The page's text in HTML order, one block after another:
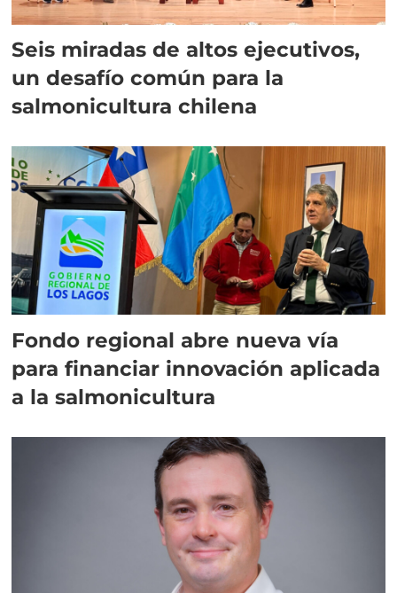
Seis miradas de altos ejecutivos,
un desafío común para la
salmonicultura chilena
Fondo regional abre nueva vía
para financiar innovación aplicada
a la salmonicultura